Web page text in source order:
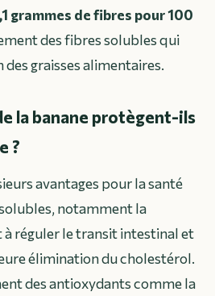
grammes de fibres pour 100
des fibres solubles qui
graisses alimentaires.
la banane protègent-ils
?
avantages pour la santé
notamment la
réguler le transit intestinal et
élimination du cholestérol.
des antioxydants comme la